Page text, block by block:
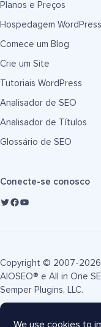
Planos e Preços
Hospedagem WordPress
Comece um Blog
Crie um Site
Tutoriais WordPress
Analisador de SEO
Analisador de Títulos
Glossário de SEO
Conecte-se conosco
Copyright © 2007-2026
AIOSEO® e All in One
Semper Plugins, LLC.
Termos de Serviço